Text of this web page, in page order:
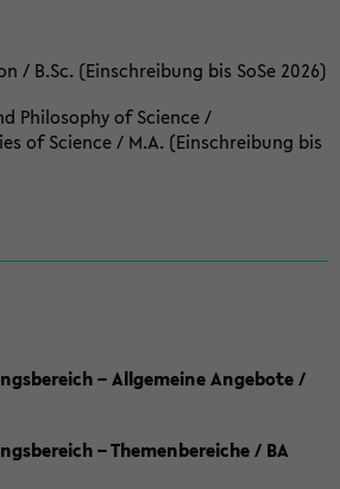
/ B.Sc. (Einschreibung bis SoSe 2026)
Philosophy of Science /
of Science / M.A. (Einschreibung bis
– Allgemeine Angebote /
– Themenbereiche / BA